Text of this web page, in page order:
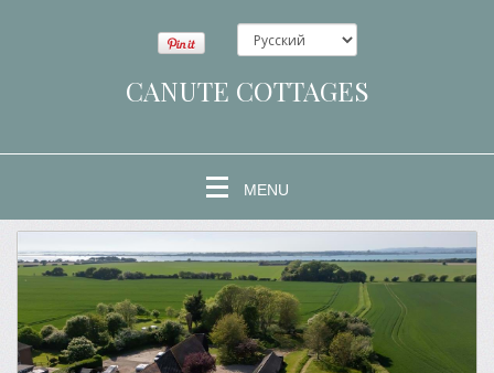
CANUTE COTTAGES
MENU